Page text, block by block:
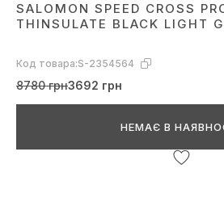
SALOMON SPEED CROSS
THINSULATE BLACK LIGHT
Код товара:S-2354564
8780 грн3692 грн
НЕМАЄ В